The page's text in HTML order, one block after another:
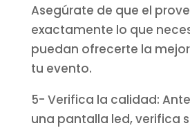
Asegúrate de que el
exactamente lo que
puedan ofrecerte la
tu evento.
5- Verifica la calidad:
una pantalla led, verifica